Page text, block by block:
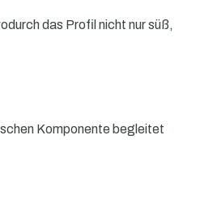
das Profil nicht nur süß,
Komponente begleitet